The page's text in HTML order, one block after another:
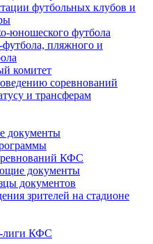
футбольных клубов и
юношеского футбола
пляжного и
комитет
соревнований
и трансферам
документы
КФС
документы
документов
зрителей на стадионе
лиги КФС